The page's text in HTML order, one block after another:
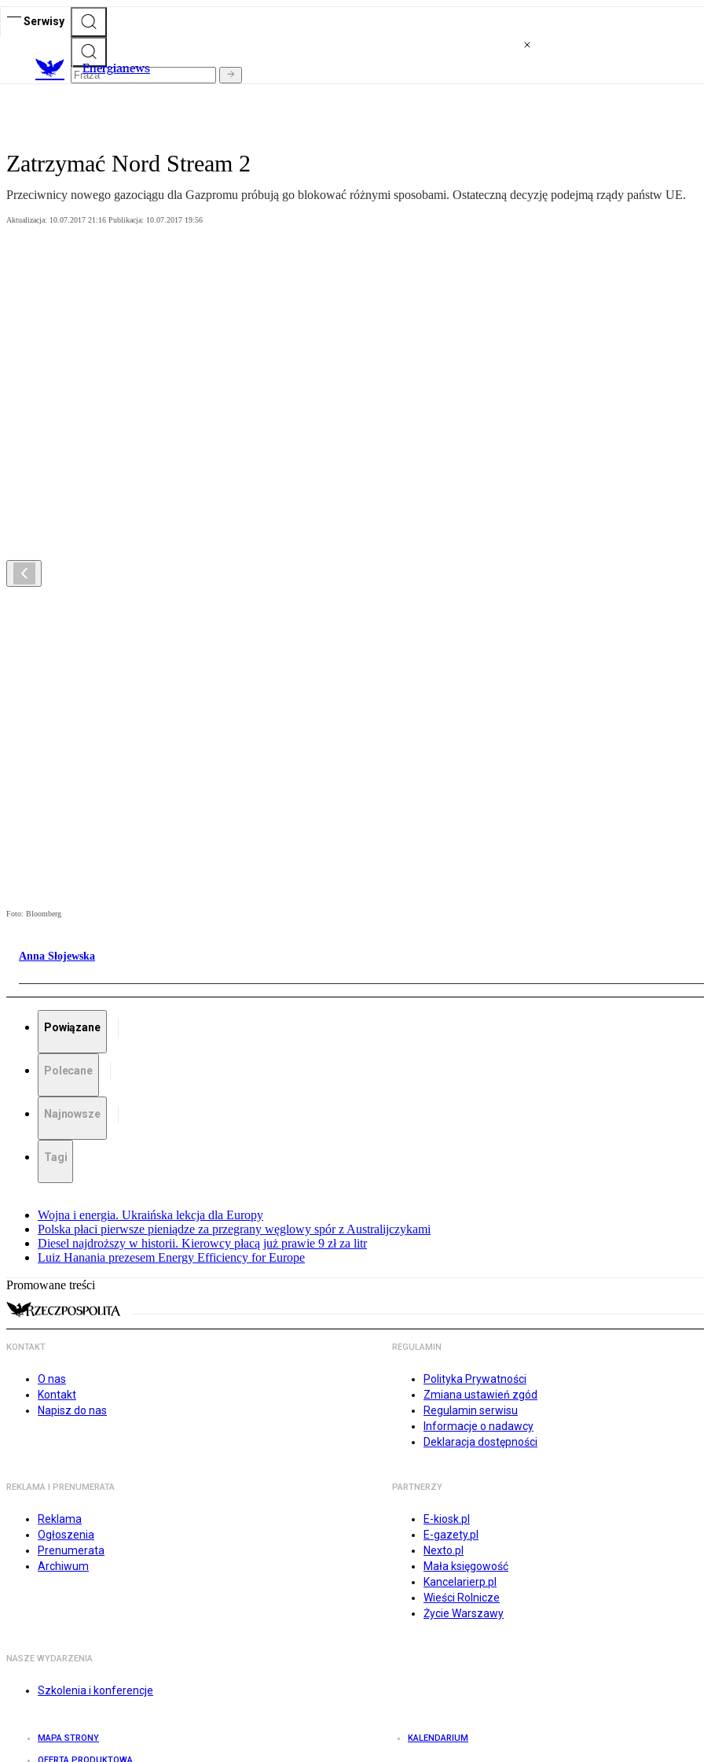
Serwisy
Energianews
Zatrzymać Nord Stream 2
Przeciwnicy nowego gazociągu dla Gazpromu próbują go blokować różnymi sposobami. Ostateczną decyzję podejmą rządy państw UE.
Aktualizacja: 10.07.2017 21:16 Publikacja: 10.07.2017 19:56
Foto: Bloomberg
Anna Słojewska
Powiązane
Polecane
Najnowsze
Tagi
Wojna i energia. Ukraińska lekcja dla Europy
Polska płaci pierwsze pieniądze za przegrany węglowy spór z Australijczykami
Diesel najdroższy w historii. Kierowcy płacą już prawie 9 zł za litr
Luiz Hanania prezesem Energy Efficiency for Europe
Promowane treści
KONTAKT
O nas
Kontakt
Napisz do nas
REGULAMIN
Polityka Prywatności
Zmiana ustawień zgód
Regulamin serwisu
Informacje o nadawcy
Deklaracja dostępności
REKLAMA I PRENUMERATA
Reklama
Ogłoszenia
Prenumerata
Archiwum
PARTNERZY
E-kiosk.pl
E-gazety.pl
Nexto.pl
Mała księgowość
Kancelarierp.pl
Wieści Rolnicze
Życie Warszawy
NASZE WYDARZENIA
Szkolenia i konferencje
MAPA STRONY KALENDARIUM